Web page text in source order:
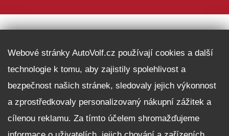
Fleet program Škoda
Nabídka zaměstnání
Facebook
Reklamační řád
Webové stránky AutoVolf.cz používají cookies a další
technologie k tomu, aby zajistily spolehlivost a
bezpečnost našich stránek, sledovaly jejich výkonnost
a zprostředkovaly personalizovaný nákupní zážitek a
cílenou reklamu. Za tímto účelem shromažďujeme